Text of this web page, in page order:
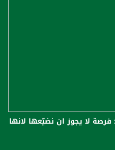
لا يجوز ان نضيّعها لانها